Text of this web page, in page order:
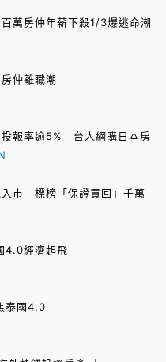
萬房仲年薪下殺1/3爆逃命潮
仲離職潮 ｜
投報率逾5% 台人網購日本房
入市 標榜「保證買回」千萬
經濟起飛 ｜
泰國4.0 ｜